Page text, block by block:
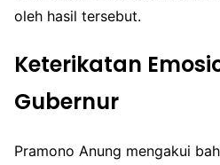
oleh hasil tersebut.
Keterikatan
Gubernur
Pramono Anung mengakui